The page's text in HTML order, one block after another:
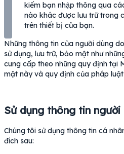
kiếm bạn nhập thông qua
nào khác được lưu trữ trong
trên thiết bị của bạn.
Những thông tin của người dùng
sử dụng, lưu trữ, bảo mật như
cung cấp theo những quy định tại
mật này và quy định của pháp
Sử dụng thông tin người
Chúng tôi sử dụng thông tin cá
đích sau: